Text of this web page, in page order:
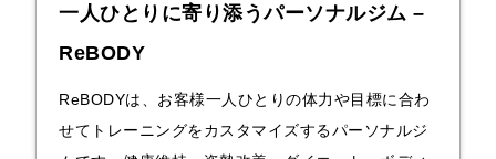
一人ひとりに寄り添うパーソナルジム –
ReBODY
ReBODYは、お客様一人ひとりの体力や目標に合わ
せてトレーニングをカスタマイズするパーソナルジ